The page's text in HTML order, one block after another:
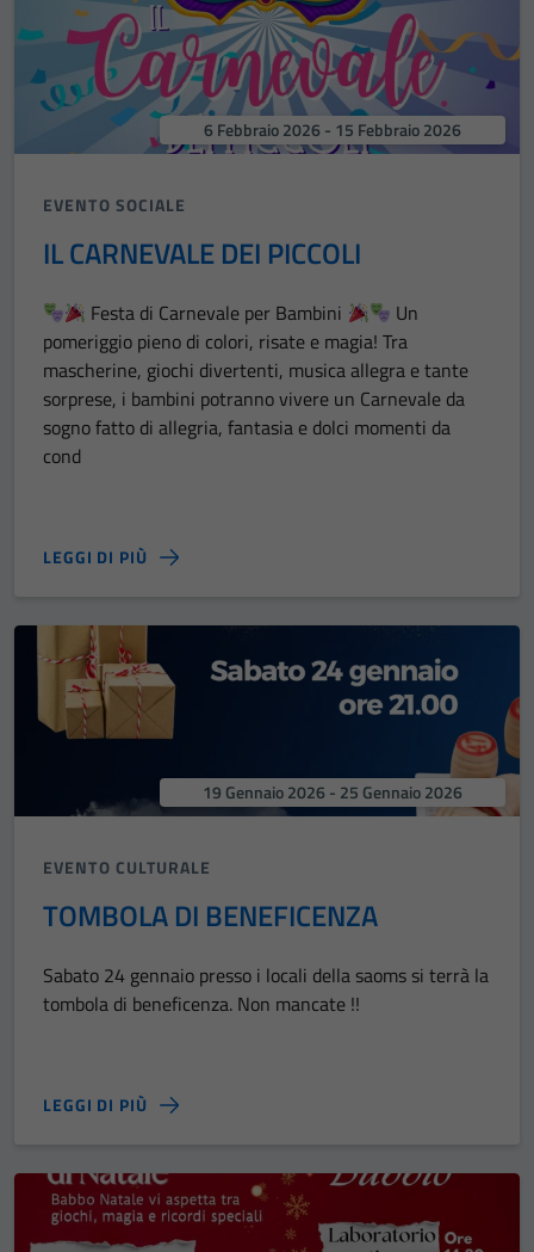
6 Febbraio 2026 - 15 Febbraio 2026
EVENTO SOCIALE
IL CARNEVALE DEI PICCOLI
Festa di Carnevale per Bambini
Un
pomeriggio pieno di colori, risate e magia! Tra
mascherine, giochi divertenti, musica allegra e tante
sorprese, i bambini potranno vivere un Carnevale da
sogno fatto di allegria, fantasia e dolci momenti da
cond
LEGGI DI PIÙ
19 Gennaio 2026 - 25 Gennaio 2026
EVENTO CULTURALE
TOMBOLA DI BENEFICENZA
Sabato 24 gennaio presso i locali della saoms si terrà la
tombola di beneficenza. Non mancate !!
LEGGI DI PIÙ